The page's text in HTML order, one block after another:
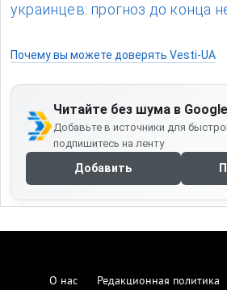
украинцев: прогноз до конца
Почему вы можете доверять Vesti-UA
Читайте без шума в
Добавьте в источники для
подпишитесь на ленту
Добавить
О нас Редакционная политика